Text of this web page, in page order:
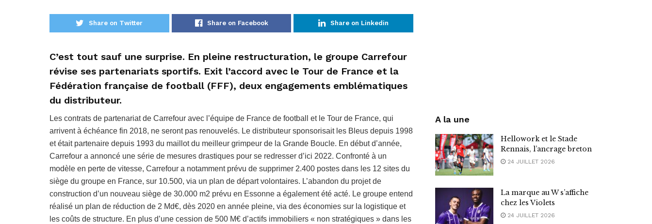
Share on Twitter Share on Facebook Share on Linkedin
C’est tout sauf une surprise. En pleine restructuration, le groupe Carrefour
révise ses partenariats sportifs. Exit l’accord avec le Tour de France et la
Fédération française de football (FFF), deux engagements emblématiques
du distributeur.
Les contrats de partenariat de Carrefour avec l’équipe de France de football et le Tour de France, qui
arrivent à échéance fin 2018, ne seront pas renouvelés. Le distributeur sponsorisait les Bleus depuis 1998
et était partenaire depuis 1993 du maillot du meilleur grimpeur de la Grande Boucle. En début d’année,
Carrefour a annoncé une série de mesures drastiques pour se redresser d’ici 2022. Confronté à un
modèle en perte de vitesse, Carrefour a notamment prévu de supprimer 2.400 postes dans les 12 sites du
siège du groupe en France, sur 10.500, via un plan de départ volontaires. L’abandon du projet de
construction d’un nouveau siège de 30.000 m2 prévu en Essonne a également été acté. Le groupe entend
réalisé un plan de réduction de 2 Md€, dès 2020 en année pleine, via des économies sur la logistique et
les coûts de structure. En plus d’une cession de 500 M€ d’actifs immobiliers « non stratégiques » dans les
A la une
Hellowork et le Stade
Rennais, l’ancrage breton
24 JUILLET 2026
La marque au W s’affiche
chez les Violets
24 JUILLET 2026